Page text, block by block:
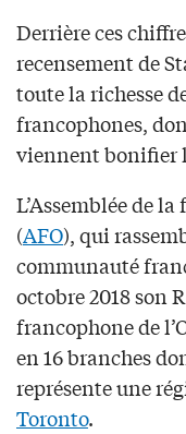
Derrière ces
recensement de
toute la richesse
francophones,
viennent bonifier
L’Assemblée de
(AFO), qui
communauté
octobre 2018 son
francophone de
en 16 branches
représente une
Toronto.